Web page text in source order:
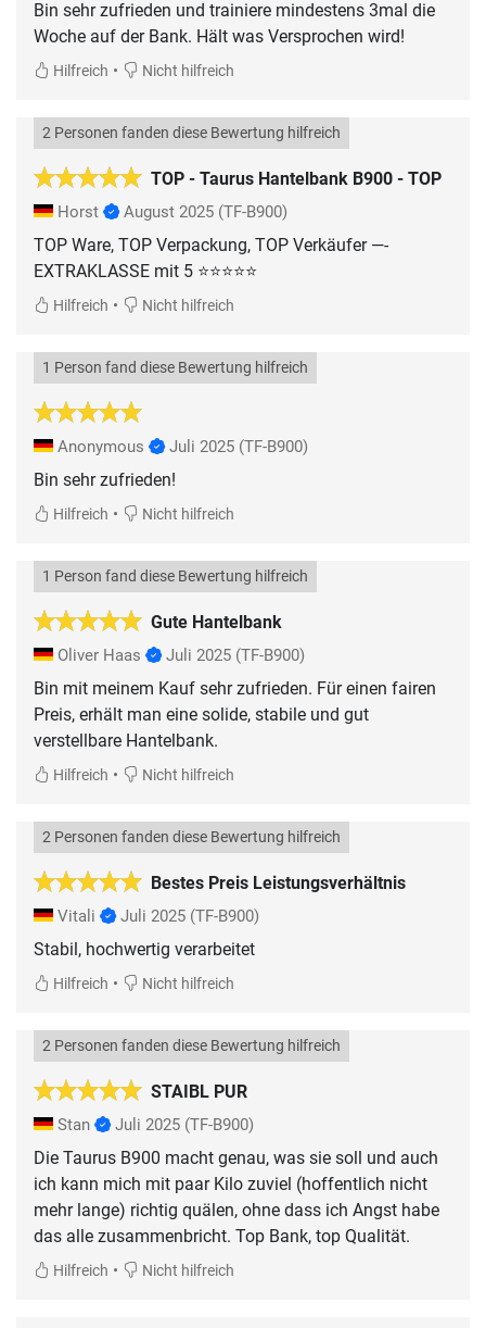
Bin sehr zufrieden und trainiere mindestens 3mal die
Woche auf der Bank. Hält was Versprochen wird!
Hilfreich • Nicht hilfreich
TOP - Taurus Hantelbank B900 - TOP
2 Personen fanden diese Bewertung hilfreich
Horst August 2025 (TF-B900)
TOP Ware, TOP Verpackung, TOP Verkäufer —-
EXTRAKLASSE mit 5 ⭐️⭐️⭐️⭐️⭐️
Hilfreich • Nicht hilfreich
1 Person fand diese Bewertung hilfreich
Anonymous Juli 2025 (TF-B900)
Bin sehr zufrieden!
Hilfreich • Nicht hilfreich
Gute Hantelbank
1 Person fand diese Bewertung hilfreich
Oliver Haas Juli 2025 (TF-B900)
Bin mit meinem Kauf sehr zufrieden. Für einen fairen
Preis, erhält man eine solide, stabile und gut
verstellbare Hantelbank.
Hilfreich • Nicht hilfreich
Bestes Preis Leistungsverhältnis
2 Personen fanden diese Bewertung hilfreich
Vitali Juli 2025 (TF-B900)
Stabil, hochwertig verarbeitet
Hilfreich • Nicht hilfreich
STAIBL PUR
2 Personen fanden diese Bewertung hilfreich
Stan Juli 2025 (TF-B900)
Die Taurus B900 macht genau, was sie soll und auch
ich kann mich mit paar Kilo zuviel (hoffentlich nicht
mehr lange) richtig quälen, ohne dass ich Angst habe
das alle zusammenbricht. Top Bank, top Qualität.
Hilfreich • Nicht hilfreich